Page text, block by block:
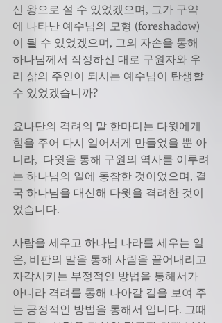
신 왕으로 설 수 있었겠으며, 그가 구약
에 나타난 예수님의 모형 (foreshadow)
이 될 수 있었겠으며, 그의 자손을 통해
하나님께서 작정하신 대로 구원자와 우
리 삶의 주인이 되시는 예수님이 탄생할
수 있었겠습니까?
요나단의 격려의 말 한마디는 다윗에게
힘을 주어 다시 일어서게 만들었을 뿐 아
니라,  다윗을 통해 구원의 역사를 이루려
는 하나님의 일에 동참한 것이었으며, 결
국 하나님을 대신해 다윗을 격려한 것이
었습니다.
사람을 세우고 하나님 나라를 세우는 일
은, 비판의 말을 통해 사람을 끌어내리고
자각시키는 부정적인 방법을 통해서가
아니라 격려를 통해 나아갈 길을 보여 주
는 긍정적인 방법을 통해서 입니다. 그때